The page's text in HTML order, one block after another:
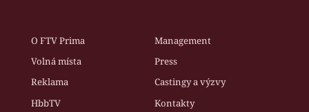
O FTV Prima
Management
Volná místa
Press
Reklama
Castingy a výzvy
HbbTV
Kontakty